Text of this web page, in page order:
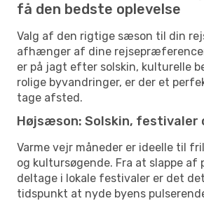
få den bedste oplevelse
Valg af den rigtige sæson til din
afhænger af dine
er på jagt efter solskin, kulturelle
rolige byvandringer, er der et
tage afsted.
Højsæson: Solskin, festivaler
Varme vejr måneder er ideelle til
og kultursøgende. Fra at slappe af
deltage i lokale festivaler er det
tidspunkt at nyde byens